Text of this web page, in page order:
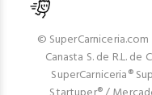
©
Canasta S. de R.L. de
SuperCarniceria®